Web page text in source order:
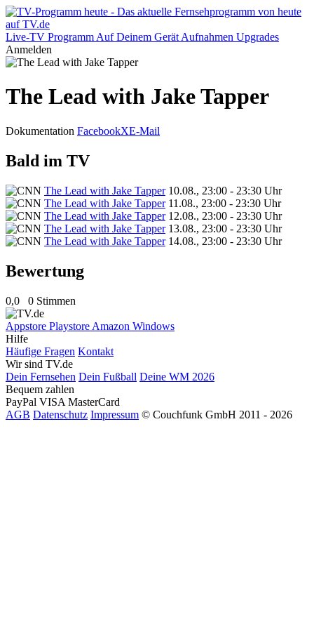
Live-TV Programm Auf Deinem Gerät Aufnahmen Upgrades
Anmelden
The Lead with Jake Tapper
Dokumentation FacebookXE-Mail
Bald im TV
The Lead with Jake Tapper 10.08., 23:00 - 23:30 Uhr
The Lead with Jake Tapper 11.08., 23:00 - 23:30 Uhr
The Lead with Jake Tapper 12.08., 23:00 - 23:30 Uhr
The Lead with Jake Tapper 13.08., 23:00 - 23:30 Uhr
The Lead with Jake Tapper 14.08., 23:00 - 23:30 Uhr
Bewertung
0,0 0 Stimmen
Appstore Playstore Amazon Windows
Hilfe
Häufige Fragen Kontakt
Wir sind TV.de
Dein Fernsehen Dein Fußball Deine WM 2026
Bequem zahlen
PayPal VISA MasterCard
AGB Datenschutz Impressum © Couchfunk GmbH 2011 - 2026